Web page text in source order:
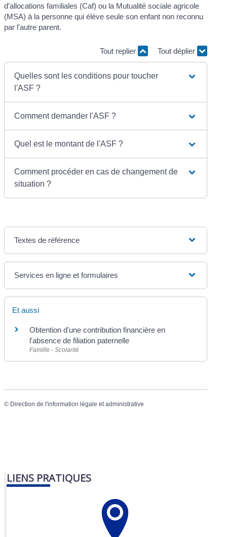
d'allocations familiales (Caf) ou la Mutualité sociale agricole
(MSA) à la personne qui élève seule son enfant non reconnu
par l'autre parent.
Tout replier Tout déplier
Quelles sont les conditions pour toucher
l'ASF ?
Comment demander l'ASF ?
Quel est le montant de l'ASF ?
Comment procéder en cas de changement de
situation ?
Textes de référence
Services en ligne et formulaires
Et aussi
Obtention d'une contribution financière en
l'absence de filiation paternelle
Famille - Scolarité
© Direction de l'information légale et administrative
LIENS PRATIQUES